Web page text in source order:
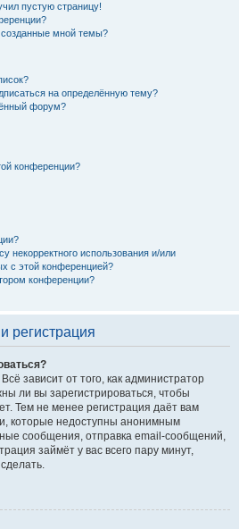
пустую страницу!
мной темы?
на определённую тему?
форум?
конференции?
некорректного использования и/или
с этой конференцией?
конференции?
регистрация
зависит от того, как администратор
ли вы зарегистрироваться, чтобы
Тем не менее регистрация даёт вам
которые недоступны анонимным
сообщения, отправка email-сообщений,
займёт у вас всего пару минут,